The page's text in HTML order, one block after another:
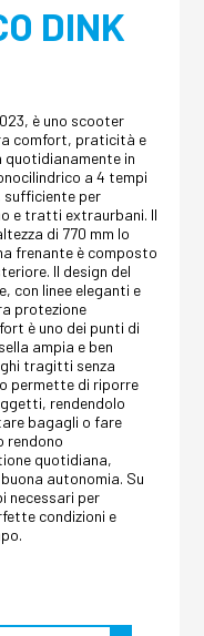
DINK
è uno scooter
comfort, praticità e
in
a 4 tempi
sufficiente per
e tratti extraurbani. Il
di 770 mm lo
frenante è composto
Il design del
con linee eleganti e
protezione
è uno dei punti di
ampia e ben
tragitti senza
permette di riporre
rendendolo
bagagli o fare
rendono
quotidiana,
autonomia. Su
necessari per
condizioni e